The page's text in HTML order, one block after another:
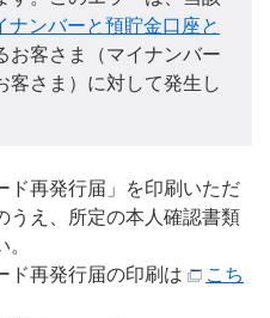
ナンバーと預貯金口座と
お客さま（マイナンバー
客さま）に対して発生し
ド再発行届」を印刷いただ
うえ、所定の本人確認書類
再発行届の印刷は
こち